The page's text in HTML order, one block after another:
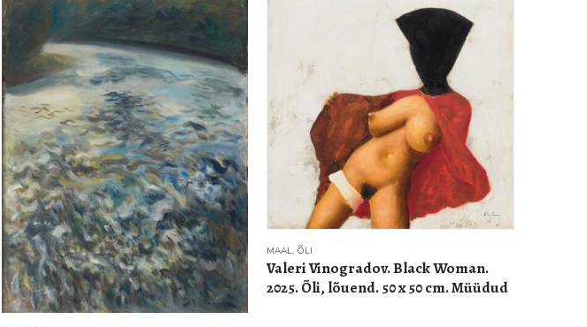
MAAL, ÕLI
Valeri Vinogradov. Black Woman.
2025. Õli, lõuend. 50 x 50 cm. Müüdud